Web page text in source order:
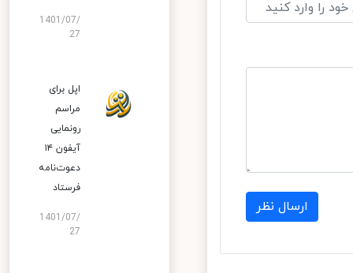
ارسال نظر
1401/07/
27
اپل برای
مراسم
رونمایی
آیفون ۱۴
دعوت‌نامه
فرستاد
1401/07/
27